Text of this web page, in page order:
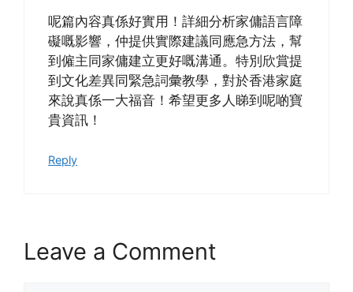
呢篇內容真係好實用！詳細分析家傭語言障
礙嘅影響，仲提供實際建議同應急方法，幫
到僱主同家傭建立更好嘅溝通。特別欣賞提
到文化差異同緊急詞彙教學，對於香港家庭
來說真係一大福音！希望更多人睇到呢啲寶
貴資訊！
Reply
Leave a Comment